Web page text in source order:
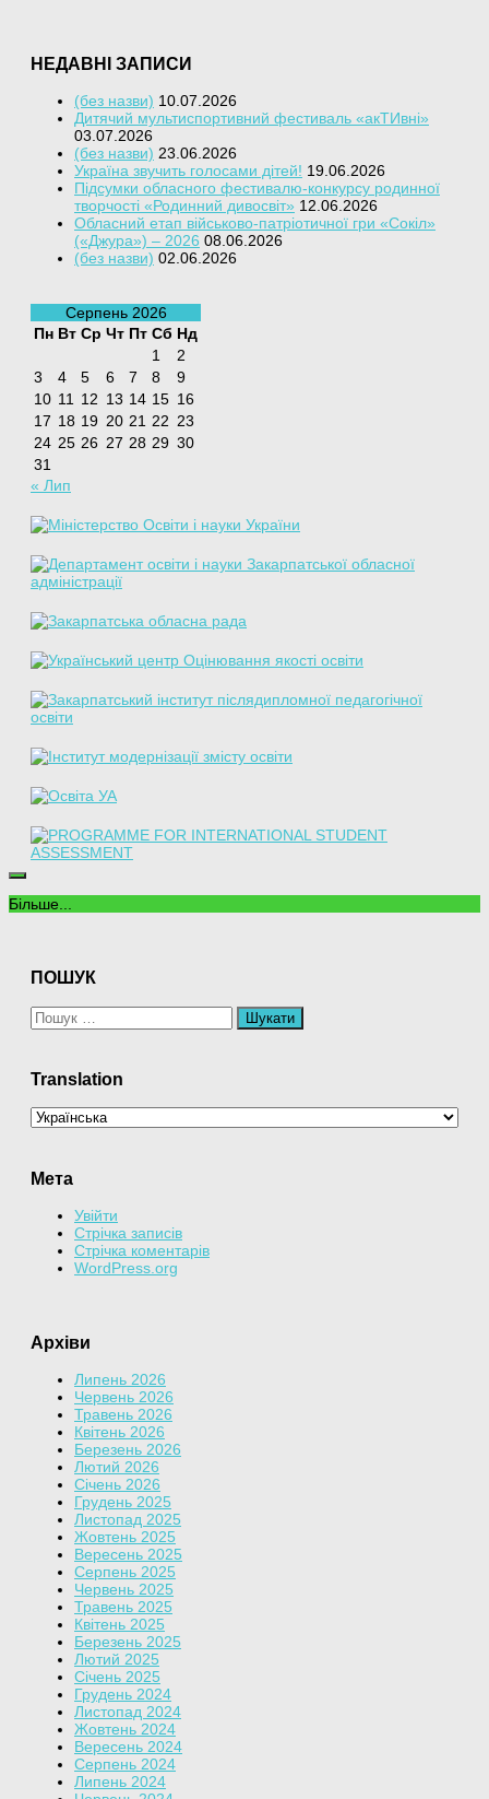
НЕДАВНІ ЗАПИСИ
(без назви) 10.07.2026
Дитячий мультиспортивний фестиваль «акТИвні»
03.07.2026
(без назви) 23.06.2026
Україна звучить голосами дітей! 19.06.2026
Підсумки обласного фестивалю-конкурсу родинної
творчості «Родинний дивосвіт» 12.06.2026
Обласний етап військово-патріотичної гри «Сокіл»
(«Джура») – 2026 08.06.2026
(без назви) 02.06.2026
Серпень 2026
Пн Вт Ср Чт Пт Сб Нд
1
2
3
4 5 6 7 8
9
10 11 12 13 14 15 16
17 18 19 20 21 22 23
24 25 26 27 28 29 30
31
« Лип
Більше...
ПОШУК
Пошук:
Translation
Мета
Увійти
Стрічка записів
Стрічка коментарів
WordPress.org
Архіви
Липень 2026
Червень 2026
Травень 2026
Квітень 2026
Березень 2026
Лютий 2026
Січень 2026
Грудень 2025
Листопад 2025
Жовтень 2025
Вересень 2025
Серпень 2025
Червень 2025
Травень 2025
Квітень 2025
Березень 2025
Лютий 2025
Січень 2025
Грудень 2024
Листопад 2024
Жовтень 2024
Вересень 2024
Серпень 2024
Липень 2024